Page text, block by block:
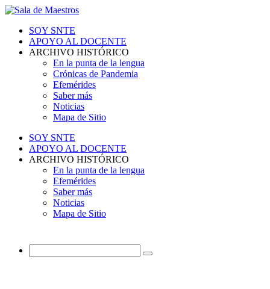
SOY SNTE
APOYO AL DOCENTE
ARCHIVO HISTÓRICO
En la punta de la lengua
Crónicas de Pandemia
Efemérides
Saber más
Noticias
Mapa de Sitio
SOY SNTE
APOYO AL DOCENTE
ARCHIVO HISTÓRICO
En la punta de la lengua
Efemérides
Saber más
Noticias
Mapa de Sitio